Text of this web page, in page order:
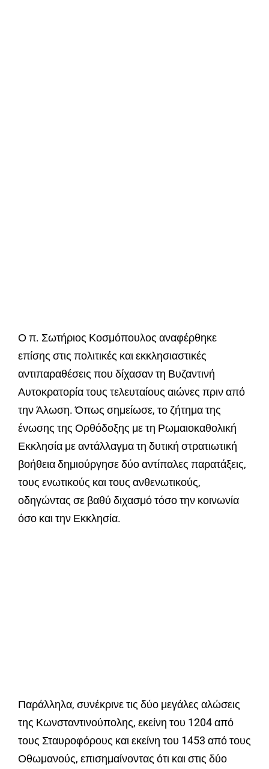
Ο π. Σωτήριος Κοσμόπουλος αναφέρθηκε
επίσης στις πολιτικές και εκκλησιαστικές
αντιπαραθέσεις που δίχασαν τη Βυζαντινή
Αυτοκρατορία τους τελευταίους αιώνες πριν από
την Άλωση. Όπως σημείωσε, το ζήτημα της
ένωσης της Ορθόδοξης με τη Ρωμαιοκαθολική
Εκκλησία με αντάλλαγμα τη δυτική στρατιωτική
βοήθεια δημιούργησε δύο αντίπαλες παρατάξεις,
τους ενωτικούς και τους ανθενωτικούς,
οδηγώντας σε βαθύ διχασμό τόσο την κοινωνία
όσο και την Εκκλησία.
Παράλληλα, συνέκρινε τις δύο μεγάλες αλώσεις
της Κωνσταντινούπολης, εκείνη του 1204 από
τους Σταυροφόρους και εκείνη του 1453 από τους
Οθωμανούς, επισημαίνοντας ότι και στις δύο